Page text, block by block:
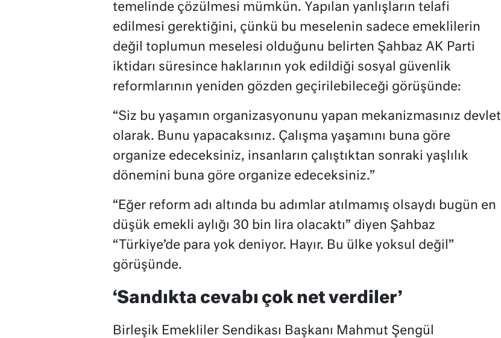
temelinde çözülmesi mümkün. Yapılan yanlışların telafi
edilmesi gerektiğini, çünkü bu meselenin sadece emeklilerin
değil toplumun meselesi olduğunu belirten Şahbaz AK Parti
iktidarı süresince haklarının yok edildiği sosyal güvenlik
reformlarının yeniden gözden geçirilebileceği görüşünde:
“Siz bu yaşamın organizasyonunu yapan mekanizmasınız devlet
olarak. Bunu yapacaksınız. Çalışma yaşamını buna göre
organize edeceksiniz, insanların çalıştıktan sonraki yaşlılık
dönemini buna göre organize edeceksiniz.”
“Eğer reform adı altında bu adımlar atılmamış olsaydı bugün en
düşük emekli aylığı 30 bin lira olacaktı” diyen Şahbaz
“Türkiye’de para yok deniyor. Hayır. Bu ülke yoksul değil”
görüşünde.
‘Sandıkta cevabı çok net verdiler’
Birleşik Emekliler Sendikası Başkanı Mahmut Şengül